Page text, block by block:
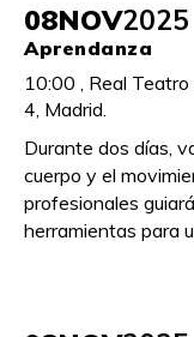
08NOV2025
Aprendanza
10:00 , Real
4, Madrid.
Durante dos días,
cuerpo y el
profesionales
herramientas para